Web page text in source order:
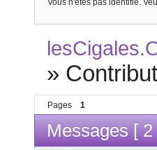
»
Pages 1
Messages [ 2